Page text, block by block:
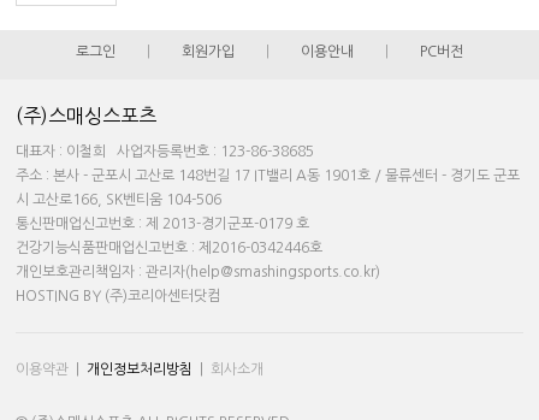
로그인 회원가입 이용안내 PC버전
(주)스매싱스포츠
대표자 : 이철희 사업자등록번호 : 123-86-38685
주소 : 본사 - 군포시 고산로 148번길 17 IT밸리 A동 1901호 / 물류센터 - 경기도 군포
시 고산로166, SK벤티움 104-506
통신판매업신고번호 : 제 2013-경기군포-0179 호
건강기능식품판매업신고번호 : 제2016-0342446호
개인보호관리책임자 : 관리자(help@smashingsports.co.kr)
HOSTING BY (주)코리아센터닷컴
이용약관 개인정보처리방침 회사소개